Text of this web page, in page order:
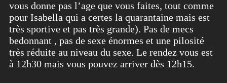
vous donne pas l’age que vous faites, tout comme
pour Isabella qui a certes la quarantaine mais est
très sportive et pas très grande). Pas de mecs
bedonnant , pas de sexe énormes et une pilosité
très réduite au niveau du sexe. Le rendez vous est
à 12h30 mais vous pouvez arriver dès 12h15.